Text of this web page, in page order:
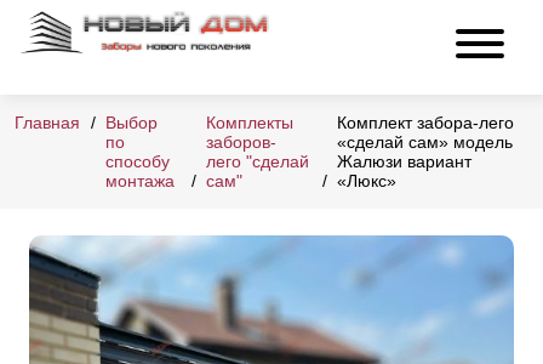
Главная
Выбор
по
способу
монтажа
Комплекты
заборов-
лего "сделай
сам"
Комплект забора-лего
«сделай сам» модель
Жалюзи вариант
«Люкс»